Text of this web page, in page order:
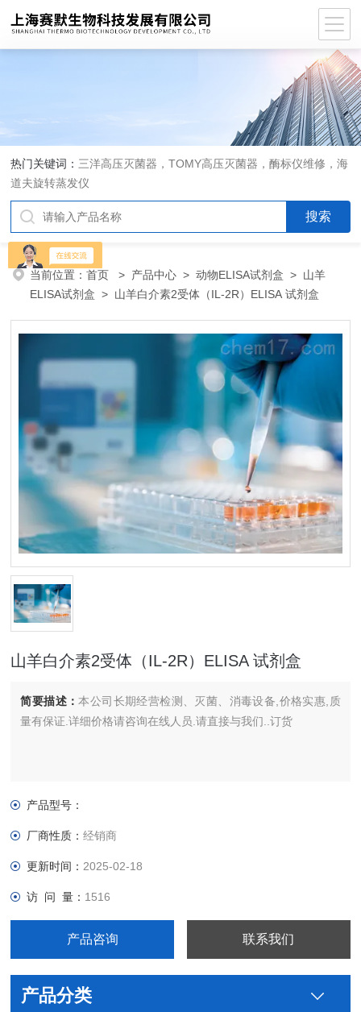
热门关键词： 三洋高压灭菌器，TOMY高压灭菌器，酶标仪维修，海
道夫旋转蒸发仪
当前位置：首页 > 产品中心 >动物ELISA试剂盒 > 山羊
ELISA试剂盒 > 山羊白介素2受体（IL-2R）ELISA 试剂盒
山羊白介素2受体（IL-2R）ELISA 试剂盒
简要描述：本公司长期经营检测、灭菌、消毒设备,价格实惠,质
量有保证.详细价格请咨询在线人员.请直接与我们..订货
产品型号：
厂商性质：经销商
更新时间： 2025-02-18
访 问 量： 1516
产品咨询 联系我们
产品分类